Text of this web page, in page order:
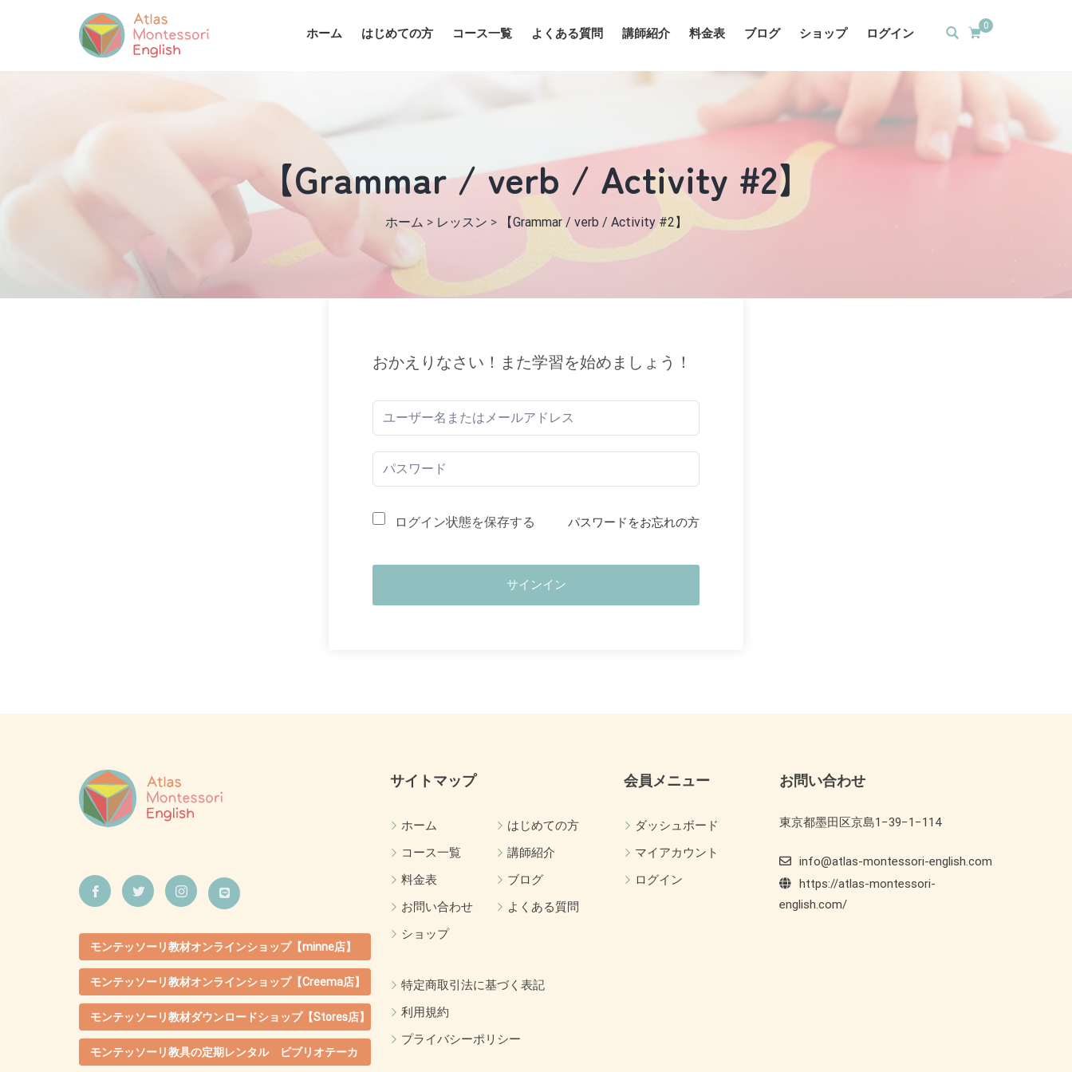
0
ホーム はじめての方 コース一覧 よくある質問 講師紹介 料金表 ブログ ショップ ログイン
【Grammar / verb / Activity #2】
ホーム > レッスン > 【Grammar / verb / Activity #2】
おかえりなさい！また学習を始めましょう！
ログイン状態を保存する パスワードをお忘れの方
サインイン
モンテッソーリ教材オンラインショップ【minne店】
モンテッソーリ教材オンラインショップ【Creema店】
モンテッソーリ教材ダウンロードショップ【Stores店】
モンテッソーリ教具の定期レンタル ビブリオテーカ
サイトマップ
ホーム
はじめての方
コース一覧
講師紹介
料金表
ブログ
お問い合わせ
よくある質問
ショップ
特定商取引法に基づく表記
利用規約
プライバシーポリシー
会員メニュー
ダッシュボード
マイアカウント
ログイン
お問い合わせ
東京都墨田区京島1−39−1−114
info@atlas-montessori-english.com
https://atlas-montessori-
english.com/